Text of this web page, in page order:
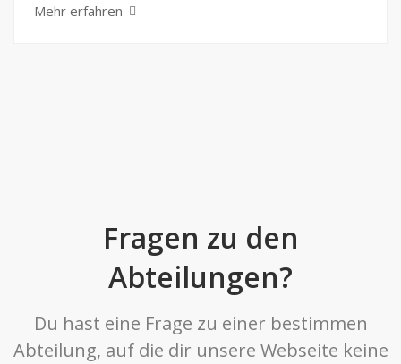
Mehr erfahren
Fragen zu den
Abteilungen?
Du hast eine Frage zu einer bestimmen
Abteilung, auf die dir unsere Webseite keine